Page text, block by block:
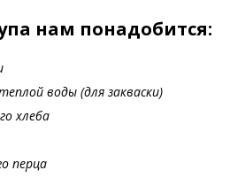
нам понадобится:
воды (для закваски)
хлеба
перца